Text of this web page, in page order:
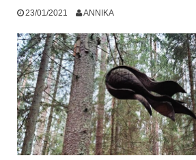
23/01/2021 ANNIKA